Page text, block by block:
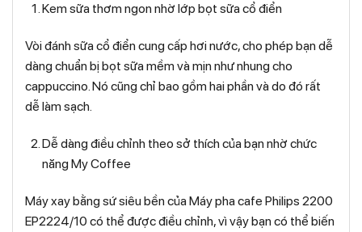
Kem sữa thơm ngon nhờ lớp bọt sữa cổ điển
Vòi đánh sữa cổ điển cung cấp hơi nước, cho phép bạn dễ
dàng chuẩn bị bọt sữa mềm và mịn như nhung cho
cappuccino. Nó cũng chỉ bao gồm hai phần và do đó rất
dễ làm sạch.
Dễ dàng điều chỉnh theo sở thích của bạn nhờ chức
năng My Coffee
Máy xay bằng sứ siêu bền của Máy pha cafe Philips 2200
EP2224/10 có thể được điều chỉnh, vì vậy bạn có thể biến